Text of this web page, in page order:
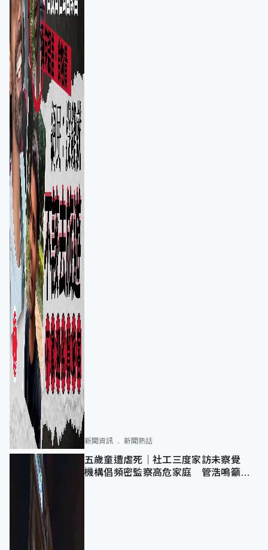
新聞資訊 新聞熱話
五歲童遭虐死｜社工三度家訪未察覺
機構倡頻密監察高危家庭 管浩鳴籲加